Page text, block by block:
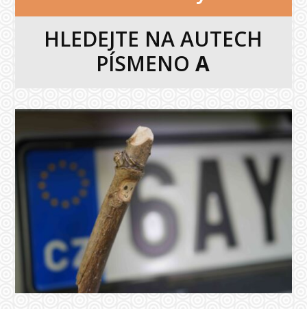
HLEDEJTE NA AUTECH
PÍSMENOA